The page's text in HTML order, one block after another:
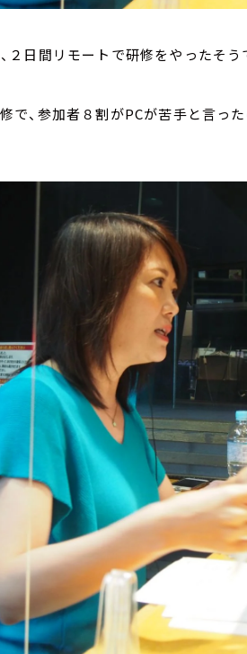
日間リモートで研修をやったそうで
で、参加者８割がPCが苦手と言っ